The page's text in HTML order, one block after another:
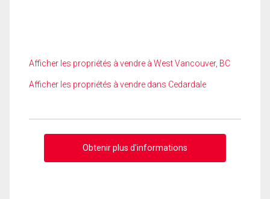
Afficher les propriétés à vendre à West Vancouver, BC
Afficher les propriétés à vendre dans Cedardale
Obtenir plus d'informations